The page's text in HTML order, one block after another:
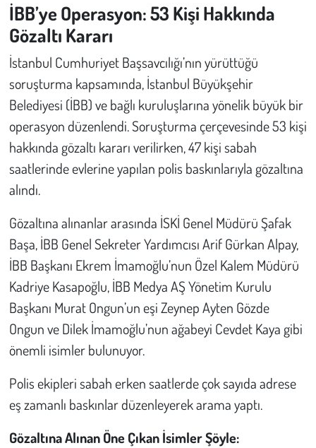
İBB’ye Operasyon: 53 Kişi Hakkında
Gözaltı Kararı
İstanbul Cumhuriyet Başsavcılığı’nın yürüttüğü
soruşturma kapsamında, İstanbul Büyükşehir
Belediyesi (İBB) ve bağlı kuruluşlarına yönelik büyük bir
operasyon düzenlendi. Soruşturma çerçevesinde 53 kişi
hakkında gözaltı kararı verilirken, 47 kişi sabah
saatlerinde evlerine yapılan polis baskınlarıyla gözaltına
alındı.
Gözaltına alınanlar arasında İSKİ Genel Müdürü Şafak
Başa, İBB Genel Sekreter Yardımcısı Arif Gürkan Alpay,
İBB Başkanı Ekrem İmamoğlu’nun Özel Kalem Müdürü
Kadriye Kasapoğlu, İBB Medya AŞ Yönetim Kurulu
Başkanı Murat Ongun’un eşi Zeynep Ayten Gözde
Ongun ve Dilek İmamoğlu’nun ağabeyi Cevdet Kaya gibi
önemli isimler bulunuyor.
Polis ekipleri sabah erken saatlerde çok sayıda adrese
eş zamanlı baskınlar düzenleyerek arama yaptı.
Gözaltına Alınan Öne Çıkan İsimler Şöyle:
Çevre
Galeri
Günün İçinden
Vefat İlanları
Tarih
Hukuk
Tarım
Son Dakika
Kent
Eğlence